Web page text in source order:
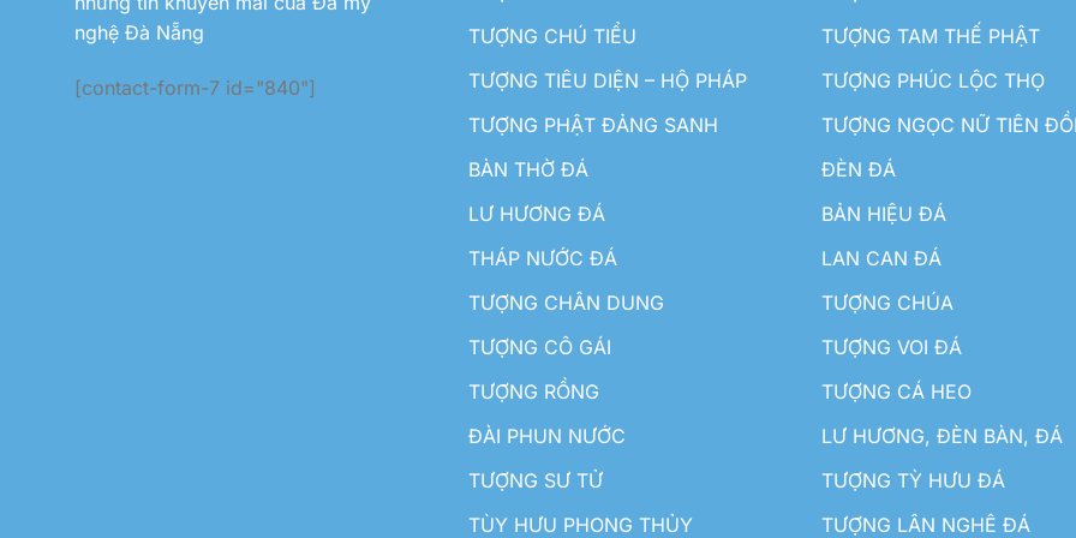
nghệ Đà Nẵng
[contact-form-7 id="840"]
TƯỢNG CHÚ TIỂU
TƯỢNG TAM THẾ PHẬT
TƯỢNG TIÊU DIỆN – HỘ PHÁP
TƯỢNG PHÚC LỘC THỌ
TƯỢNG PHẬT ĐẢNG SANH
TƯỢNG NGỌC NỮ TIÊN
BÀN THỜ ĐÁ
ĐÈN ĐÁ
LƯ HƯƠNG ĐÁ
BẢN HIỆU ĐÁ
THÁP NƯỚC ĐÁ
LAN CAN ĐÁ
TƯỢNG CHÂN DUNG
TƯỢNG CHÚA
TƯỢNG CÔ GÁI
TƯỢNG VOI ĐÁ
TƯỢNG RỒNG
TƯỢNG CÁ HEO
ĐÀI PHUN NƯỚC
LƯ HƯƠNG, ĐÈN BÀN, ĐÁ
TƯỢNG SƯ TỬ
TƯỢNG TỲ HƯU ĐÁ
TÙY HƯU PHONG THỦY
TƯỢNG LÂN NGHÊ ĐÁ